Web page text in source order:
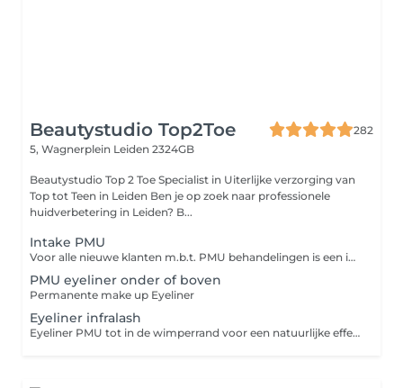
Beautystudio Top2Toe
282
5, Wagnerplein Leiden 2324GB
Beautystudio Top 2 Toe Specialist in Uiterlijke verzorging van
Top tot Teen in Leiden Ben je op zoek naar professionele
huidverbetering in Leiden? B...
Intake PMU
Voor alle nieuwe klanten m.b.t. PMU behandelingen is een intake verplicht. Deze is gratis en vrijblijvend.
PMU eyeliner onder of boven
Permanente make up Eyeliner
Eyeliner infralash
Eyeliner PMU tot in de wimperrand voor een natuurlijke effect